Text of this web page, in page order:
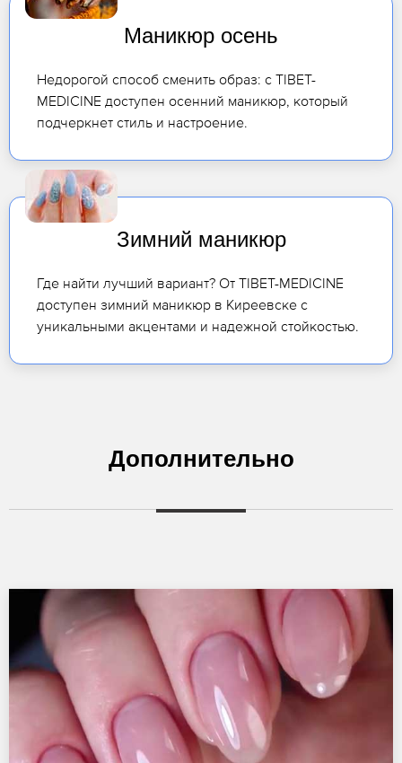
Маникюр осень
Недорогой способ сменить образ: с TIBET-
MEDICINE доступен осенний маникюр, который
подчеркнет стиль и настроение.
Зимний маникюр
Где найти лучший вариант? От TIBET-MEDICINE
доступен зимний маникюр в Киреевске с
уникальными акцентами и надежной стойкостью.
Дополнительно